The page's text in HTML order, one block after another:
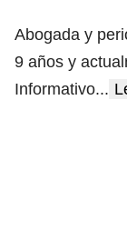
Abogada y
9 años y
Informativo...